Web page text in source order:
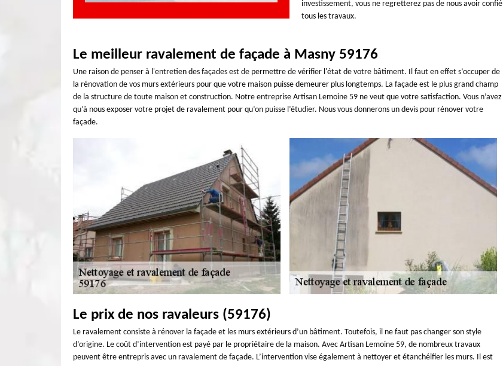
investissement, vous ne regretterez pas de nous avoir confié
tous les travaux.
Le meilleur ravalement de façade à Masny 59176
Une raison de penser à l'entretien des façades est de permettre de vérifier l'état de votre bâtiment. Il faut en effet s’occuper de
la rénovation de vos murs extérieurs pour que votre maison puisse demeurer plus longtemps. La façade est le plus grand champ
de la structure de toute maison et construction. Notre entreprise Artisan Lemoine 59 ne veut que votre satisfaction. Vous n’avez
qu’à nous exposer votre projet de ravalement pour qu’on puisse l’étudier. Nous vous donnerons un devis pour rénover votre
façade.
Le prix de nos ravaleurs (59176)
Le ravalement consiste à rénover la façade et les murs extérieurs d’un bâtiment. Toutefois, il ne faut pas changer son style
d’origine. Le coût d’intervention est payé par le propriétaire de la maison. Avec Artisan Lemoine 59, de nombreux travaux
peuvent être entrepris avec un ravalement de façade. L’intervention vise également à nettoyer et étanchéifier les murs. Il est